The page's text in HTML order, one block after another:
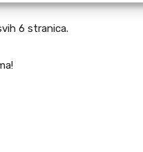
6 stranica.